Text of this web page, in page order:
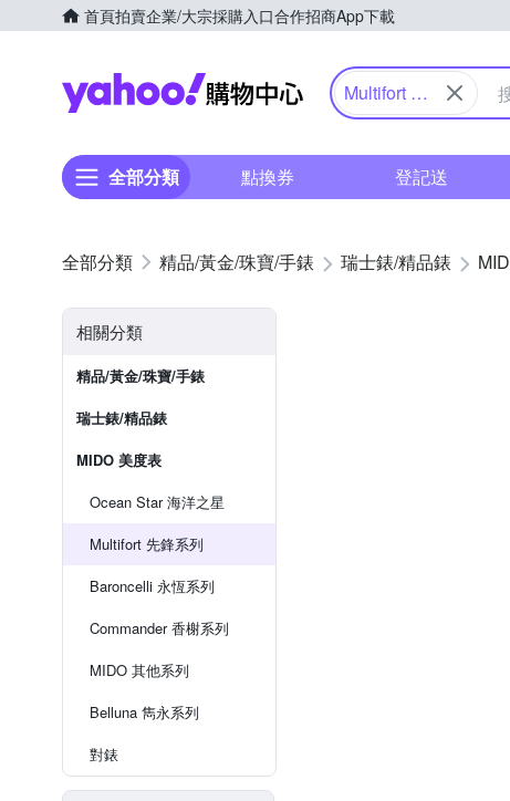
首頁拍賣企業/大宗採購入口合作招商App下載
Yahoo購物中心
Multifort 先
全部分類 點換券 登記送
精品/黃金/珠寶/手錶 瑞士錶/精品錶
相關分類
精品/黃金/珠寶/手錶
瑞士錶/精品錶
MIDO 美度表
Ocean Star 海洋之星
Multifort 先鋒系列
Baroncelli 永恆系列
Commander 香榭系列
MIDO 其他系列
Belluna 雋永系列
對錶